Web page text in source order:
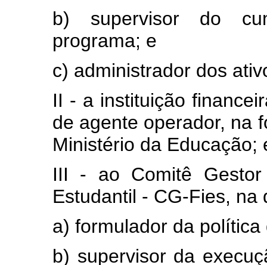
b) supervisor do
programa; e
c) administrador dos
II - a instituição
de agente operador, na
Ministério da Educação;
III - ao Comitê
Estudantil - CG-Fies, na
a) formulador da
b) supervisor da